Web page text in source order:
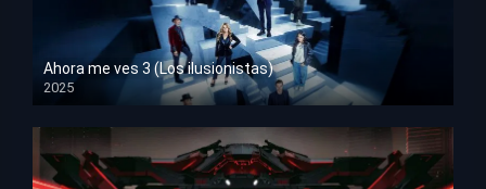
Ahora me ves 3 (Los ilusionistas)
2025
HD 1080p